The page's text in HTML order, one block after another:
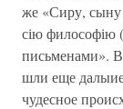
же «Сиру,
сію философію
письменами».
шли еще
чудесное